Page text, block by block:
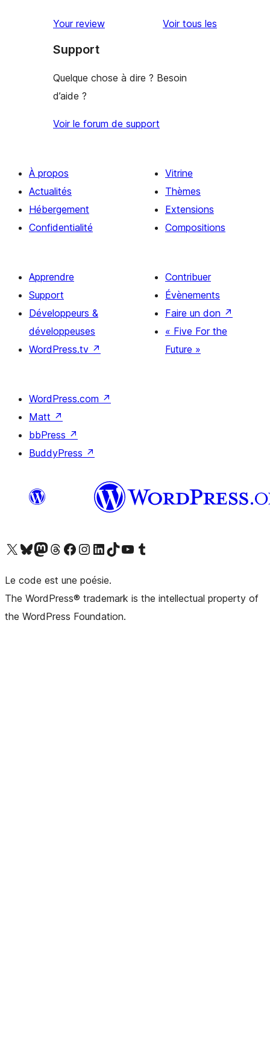
Your review Voir tous les
Support
Quelque chose à dire ? Besoin
d’aide ?
Voir le forum de support
À propos
Actualités
Hébergement
Confidentialité
Vitrine
Thèmes
Extensions
Compositions
Apprendre
Support
Développeurs &
développeuses
WordPress.tv ↗
Contribuer
Évènements
Faire un don ↗
« Five For the
Future »
WordPress.com ↗
Matt ↗
bbPress ↗
BuddyPress ↗
Visitez notre compte X (précédemment Twitter)
Visiter notre compte Bluesky
Visiter notre compte Mastodon
Visiter notre compte Threads
Consulter notre compte Facebook
Consulter notre compte Instagram
Consulter notre compte LinkedIn
Visiter notre compte TokTok
Visiter notre chaîne YouTube
Visiter notre compte Tumblr
Le code est une poésie.
The WordPress® trademark is the intellectual property of
the WordPress Foundation.